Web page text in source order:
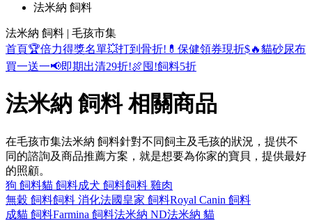
法米納 飼料
法米納 飼料 | 毛孩市集
首頁🏆倍力得獎名單💥打到骨折! 💊保健領券現折$🔥貓砂尿布
買一送一📢即期出清29折!🍖囤!飼料5折
法米納 飼料 相關商品
在毛孩市集法米納 飼料針對不同飼主及毛孩的狀況，提供不
同的諮詢及商品推薦方案，就是想要為你家的寶貝，提供最好
的照顧。
狗 飼料貓 飼料成犬 飼料飼料 雞肉
無穀 飼料飼料 消化法國皇家 飼料Royal Canin 飼料
成貓 飼料Farmina 飼料法米納 ND法米納 貓